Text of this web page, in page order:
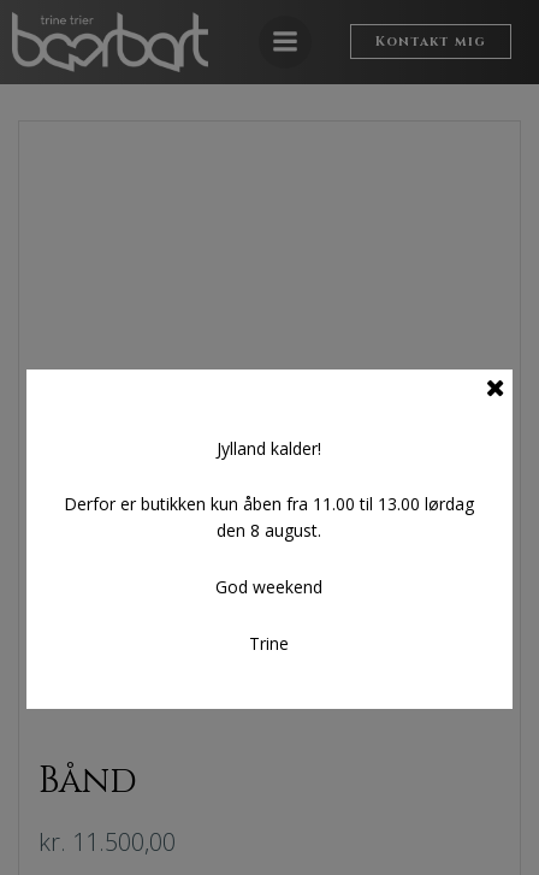
Videre
indhold
Kontakt mig
Bånd
kr. 11.500,00
Jylland kalder!
Derfor er butikken kun åben fra 11.00 til 13.00 lørdag
den 8 august.
God weekend
Trine